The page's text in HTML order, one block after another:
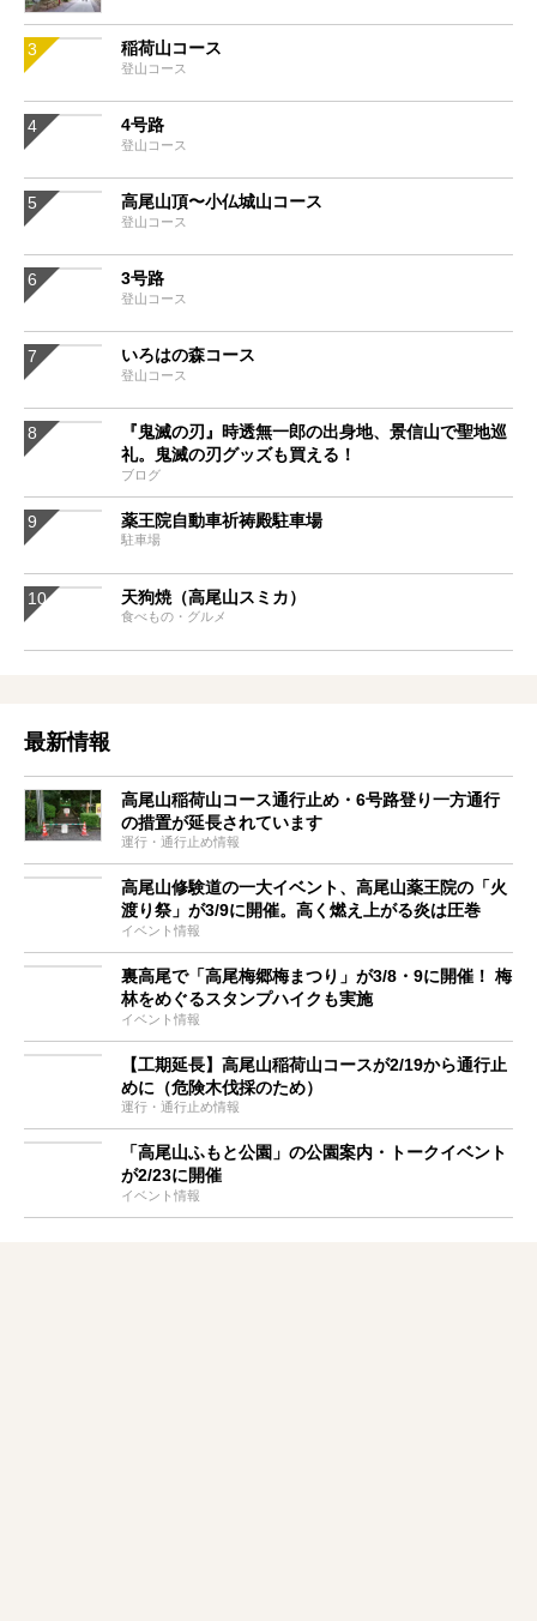
稲荷山コース
登山コース
4号路
登山コース
高尾山頂〜小仏城山コース
登山コース
3号路
登山コース
いろはの森コース
登山コース
『鬼滅の刃』時透無一郎の出身地、景信山で聖地巡
礼。鬼滅の刃グッズも買える！
ブログ
薬王院自動車祈祷殿駐車場
駐車場
天狗焼（高尾山スミカ）
食べもの・グルメ
最新情報
高尾山稲荷山コース通行止め・6号路登り一方通行
の措置が延長されています
運行・通行止め情報
高尾山修験道の一大イベント、高尾山薬王院の「火
渡り祭」が3/9に開催。高く燃え上がる炎は圧巻
イベント情報
裏高尾で「高尾梅郷梅まつり」が3/8・9に開催！ 梅
林をめぐるスタンプハイクも実施
イベント情報
【工期延長】高尾山稲荷山コースが2/19から通行止
めに（危険木伐採のため）
運行・通行止め情報
「高尾山ふもと公園」の公園案内・トークイベント
が2/23に開催
イベント情報